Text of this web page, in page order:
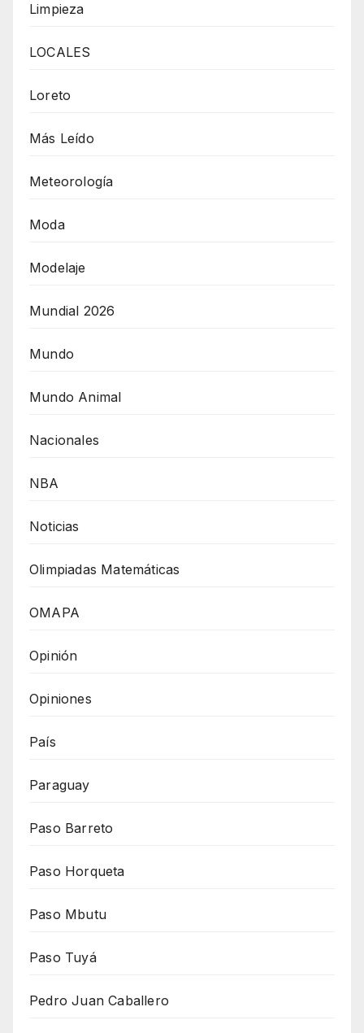
Limpieza
LOCALES
Loreto
Más Leído
Meteorología
Moda
Modelaje
Mundial 2026
Mundo
Mundo Animal
Nacionales
NBA
Noticias
Olimpiadas Matemáticas
OMAPA
Opinión
Opiniones
País
Paraguay
Paso Barreto
Paso Horqueta
Paso Mbutu
Paso Tuyá
Pedro Juan Caballero